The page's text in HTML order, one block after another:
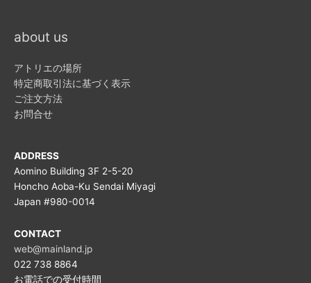
about us
アトリエの場所
特定商取引法に基づく表示
ご注文方法
お問合せ
ADDRESS
Aomino Building 3F 2-5-20
Honcho Aoba-Ku Sendai Miyagi
Japan #980-0014
CONTACT
web@mainland.jp
022 738 8864
お電話での受付時間